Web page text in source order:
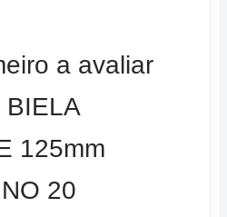
a avaliar
BIELA
125mm
20